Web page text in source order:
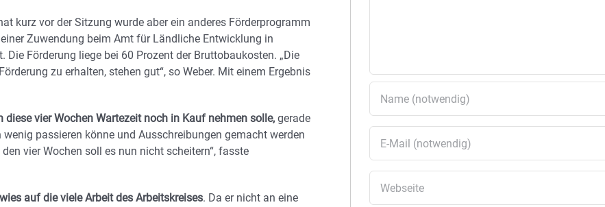
kurz vor der Sitzung wurde aber ein anderes Förderprogramm
Zuwendung beim Amt für Ländliche Entwicklung in
Die Förderung liege bei 60 Prozent der Bruttobaukosten. „Die
zu erhalten, stehen gut“, so Weber. Mit einem Ergebnis
vier Wochen Wartezeit noch in Kauf nehmen solle, gerade
passieren könne und Ausschreibungen gemacht werden
vier Wochen soll es nun nicht scheitern“, fasste
auf die viele Arbeit des Arbeitskreises. Da er nicht an eine